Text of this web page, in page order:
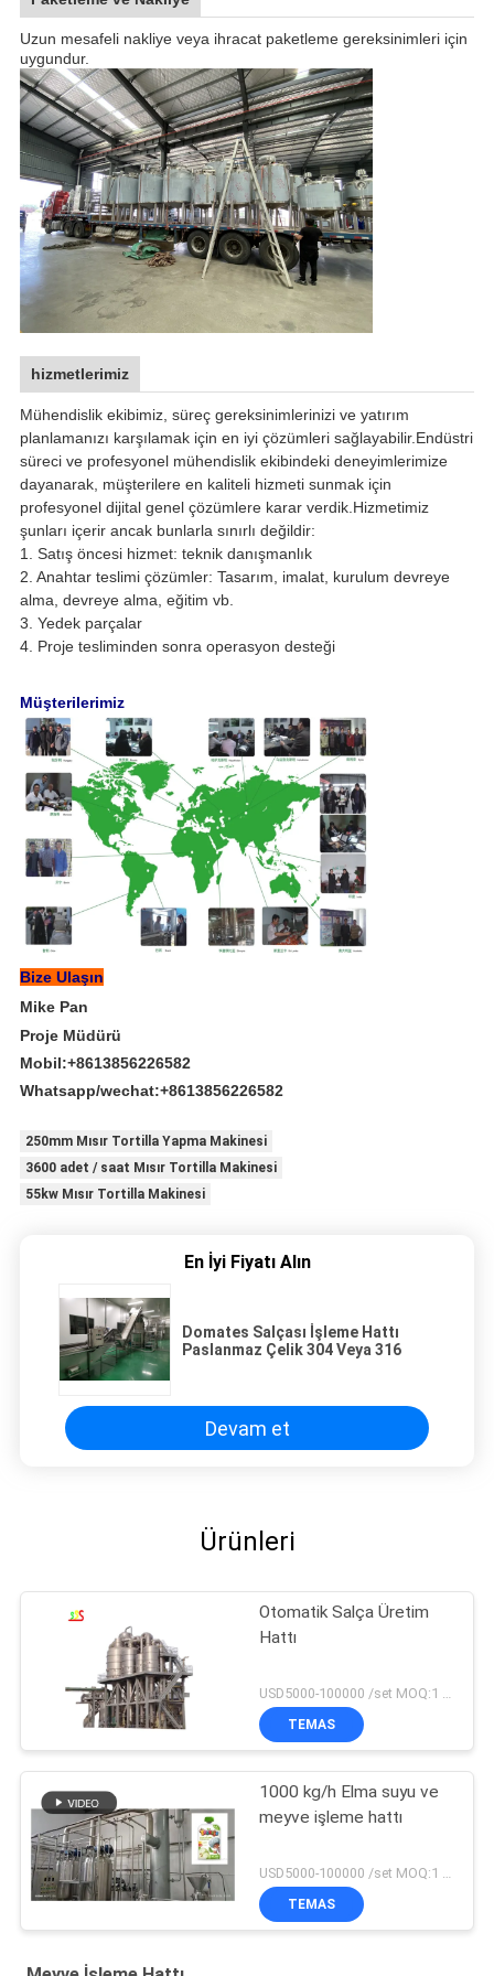
Uzun mesafeli nakliye veya ihracat paketleme gereksinimleri için
uygundur.
hizmetlerimiz
Mühendislik ekibimiz, süreç gereksinimlerinizi ve yatırım
planlamanızı karşılamak için en iyi çözümleri sağlayabilir.Endüstri
süreci ve profesyonel mühendislik ekibindeki deneyimlerimize
dayanarak, müşterilere en kaliteli hizmeti sunmak için
profesyonel dijital genel çözümlere karar verdik.Hizmetimiz
şunları içerir ancak bunlarla sınırlı değildir:
1. Satış öncesi hizmet: teknik danışmanlık
2. Anahtar teslimi çözümler: Tasarım, imalat, kurulum devreye
alma, devreye alma, eğitim vb.
3. Yedek parçalar
4. Proje tesliminden sonra operasyon desteği
Müşterilerimiz
Bize Ulaşın
Mike Pan
Proje Müdürü
Mobil:+8613856226582
Whatsapp/wechat:+8613856226582
250mm Mısır Tortilla Yapma Makinesi
3600 adet / saat Mısır Tortilla Makinesi
55kw Mısır Tortilla Makinesi
En İyi Fiyatı Alın
Domates Salçası İşleme Hattı
Paslanmaz Çelik 304 Veya 316
Devam et
Ürünleri
Otomatik Salça Üretim
Hattı
USD5000-100000 /set MOQ:1 takım
TEMAS
1000 kg/h Elma suyu ve
meyve işleme hattı
TEMAS